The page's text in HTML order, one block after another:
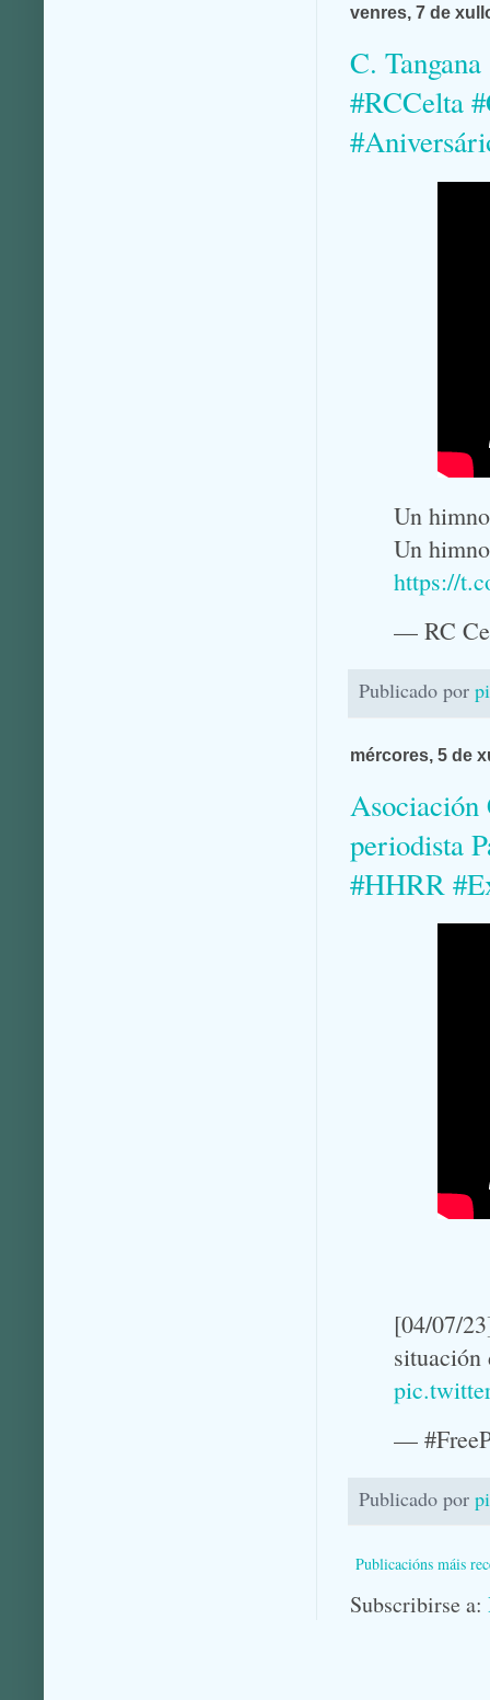
venres, 7 de
C.
#RCCelta
Un
Un
https://
— RC
Publicado por
mércores, 5 de
Asociación
periodista
#HHRR
[04/07/
situación
—
Publicado por
Publicacións máis
Subscribirse a: